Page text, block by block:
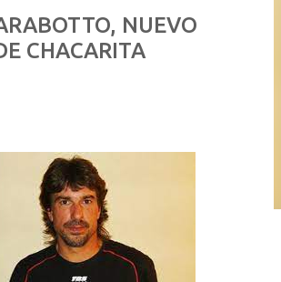
NUEVO
CHACARITA